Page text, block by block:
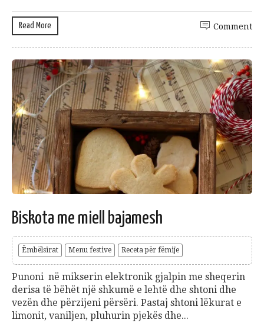
Read More Comment
Biskota me miell bajamesh
Ëmbëlsirat Menu festive Receta për fëmije
Punoni në mikserin elektronik gjalpin me sheqerin
derisa të bëhët një shkumë e lehtë dhe shtoni dhe
vezën dhe përzijeni përsëri. Pastaj shtoni lëkurat e
limonit, vaniljen, pluhurin pjekës dhe...